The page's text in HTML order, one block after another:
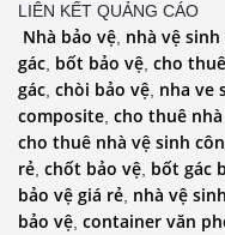
LIÊN KẾT QUẢNG CÁO
Nhà bảo vệ, nhà vệ
gác, bốt bảo vệ, cho
gác, chòi bảo vệ, nha ve
composite, cho thuê
cho thuê nhà vệ sinh
rẻ, chốt bảo vệ, bốt gác
bảo vệ giá rẻ, nhà vệ
bảo vệ, container văn